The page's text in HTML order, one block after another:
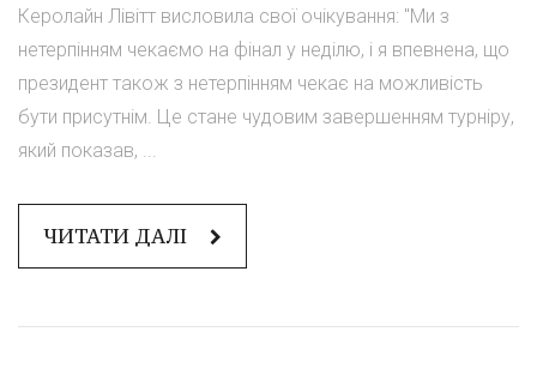
Керолайн Лівітт висловила свої очікування: "Ми з
нетерпінням чекаємо на фінал у неділю, і я впевнена, що
президент також з нетерпінням чекає на можливість
бути присутнім. Це стане чудовим завершенням турніру,
який показав, ...
ЧИТАТИ ДАЛІ